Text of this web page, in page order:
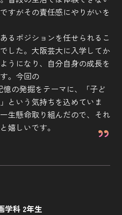
すがその責任感にやりがいを
るポジションを任せられるこ
した。大阪芸大に入学してか
うになり、自分自身の成長を
。今回の
憶の発掘をテーマに、「子ど
という気持ちを込めていま
生懸命取り組んだので、それ
嬉しいです。
学科 2年生